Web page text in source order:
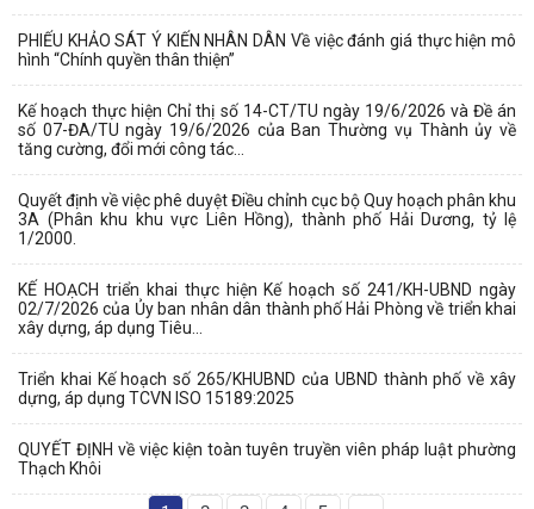
PHIẾU KHẢO SÁT Ý KIẾN NHÂN DÂN Về việc đánh giá thực hiện mô
hình “Chính quyền thân thiện”
Kế hoạch thực hiện Chỉ thị số 14-CT/TU ngày 19/6/2026 và Đề án
số 07-ĐA/TU ngày 19/6/2026 của Ban Thường vụ Thành ủy về
tăng cường, đổi mới công tác...
Quyết định về việc phê duyệt Điều chỉnh cục bộ Quy hoạch phân khu
3A (Phân khu khu vực Liên Hồng), thành phố Hải Dương, tỷ lệ
1/2000.
KẾ HOẠCH triển khai thực hiện Kế hoạch số 241/KH-UBND ngày
02/7/2026 của Ủy ban nhân dân thành phố Hải Phòng về triển khai
xây dựng, áp dụng Tiêu...
Triển khai Kế hoạch số 265/KHUBND của UBND thành phố về xây
dựng, áp dụng TCVN ISO 15189:2025
QUYẾT ĐỊNH về việc kiện toàn tuyên truyền viên pháp luật phường
Thạch Khôi